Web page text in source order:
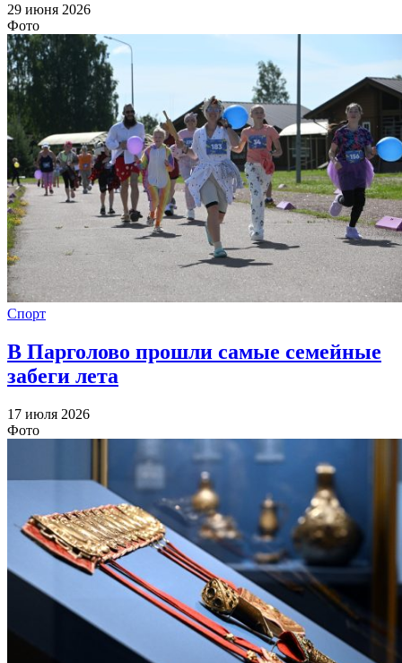
29 июня 2026
Фото
Спорт
В Парголово прошли самые семейные
забеги лета
17 июля 2026
Фото